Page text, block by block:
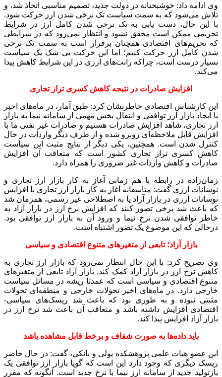
وی ادامه داد: خوشبختانه در دولت جدید، تصمیم مناسبی اتخاذ شد، و
تلاش می‌شود که به سمت سیاست تک نرخی شدن ارز حرکت شود.
با این حال، دست یابی به تک نرخی شدن کامل ارز در شرایط
تحریمی ممکن است محقق نشود و انتظار نمی‌رود که در شرایطی
که تحریم‌های اقتصادی همچنان برقرار است به سمت تک نرخی
شدن کامل ارز حرکت کنیم؛ اما این حرکت بی شک یک سیاست
بسیار درست است، چراکه رانت‌های ارزی در این شرایط کاهش پیدا
می‌کند.
افزایش صادرات در نتیجه کاهش کسری تراز تجاری
این کارشناس اقتصادی خاطرنشان کرد: طبق آمار، در ماه‌های اخیر
با ایجاد بازار ارز توافقی و انتقال بخش مهمی از سامانه نیما به بازار
ارز تجاری، شاهد افزایش صادرات هستیم و صادرات غیر نفتی ما با
افزایش قابل ملاحظه‌ای روبرو شده و از طرف دیگر واردات در حال
کنترل شدن است. همچنین، یکی دیگر از نتایج مثبت این سیاست
کاهش کسری تراز تجاری کشور است که متعاقب آن افزایش
صادرات و کاهش واردات غیر ضروری را همراه دارد.
زمان‌زاده در رابطه با هم زمانی آغاز به کار بازار ارز تجاری و
نوسانات ارزی گفت: متاسفانه آغاز به کار بازار ارز تجاری با افزایش
نوسانات ارزی در بازار آزاد یا به اصطلاحی غیر رسمی، همزمان شد
که باعث شد برخی تصور کنند که افزایش نرخ ارز در بازار آزاد به
خاطر توافقی شدن نرخ نیما و ورود آن به بازار ارز توافقی بود.
درحالی که این موضوع یک تصور اشتباه است.
بازار آزاد؛ تابعی از متغیرهای متنوع اقتصادی و سیاسی
وی تصریح کرد: با این حال انتظار نمی‌رود که بازار ارز تجاری به
کاهش نرخ ارز در بازار آزاد کمک کند. بازار آزاد تابعی از متغیرهای
متنوع اقتصادی و سیاسی است که عمدتا ریشه در مسائل سیاست
خارجی دارد. در ماه‌های اخیر تحولات خارجی و منطقه‌ای تحولات
مثبتی نبوده و به طوری بود که باعث شد ریسک‌های سیاسی-
اقتصادی افزایش داشته باشد و متعاقب آن باعث شد نرخ ارز در
بازار آزاد افزایش پیدا کند.
باید داده‌ها به صورت شفاف و برخط قابل مشاهده باشد
این عضو هیات علمی پژوهشکده پولی و بانکی، گفت: در حال حاضر
ریسک دیگری که وجود دارد این است که گویا بازار ارز توافقی یک
بازتولید جدید از سامانه ارز نیما با نرخ جدید است. آنگونه که مقرر